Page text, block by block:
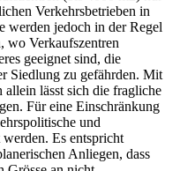
Verkehrsbetrieben in
werden jedoch in der Regel
wo Verkaufszentren
geeignet sind, die
Siedlung zu gefährden. Mit
lässt sich die fragliche
Für eine Einschränkung
und
Es entspricht
Anliegen, dass